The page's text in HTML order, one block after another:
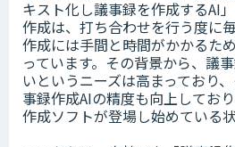
キスト化し議事録を作成するAI
作成は、打ち合わせを行う度に
作成には手間と時間がかかるた
っています。その背景から、議
いというニーズは高まっており
事録作成AIの精度も向上してお
作成ソフトが登場し始めている状